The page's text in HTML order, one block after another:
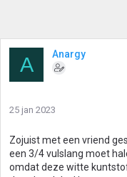
A Anargy
25 jan 2023
Zojuist met een vriend
een 3/4 vulslang moet
omdat deze witte